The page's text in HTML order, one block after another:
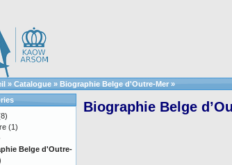
» Catalogue » Biographie Belge d'Outre-Mer»
Biographie Belge
(1)
Belge d'Outre-